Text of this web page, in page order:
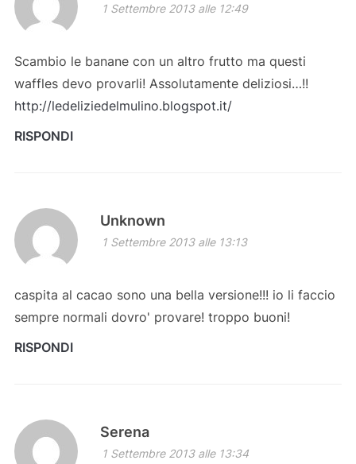
1 Settembre 2013 alle 12:49
Scambio le banane con un altro frutto ma questi
waffles devo provarli! Assolutamente deliziosi…!!
http://ledeliziedelmulino.blogspot.it/
RISPONDI
Unknown
1 Settembre 2013 alle 13:13
caspita al cacao sono una bella versione!!! io li faccio
sempre normali dovro' provare! troppo buoni!
RISPONDI
Serena
1 Settembre 2013 alle 13:34